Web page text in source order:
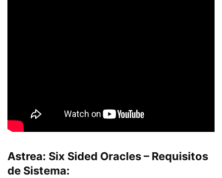
Astrea: Six Sided Oracles– Requisitos
de Sistema: